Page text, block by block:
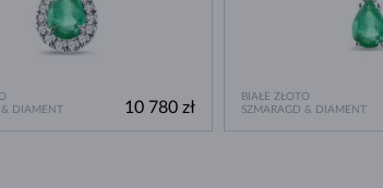
& DIAMENT
10 780 zł
BIAŁE ZŁOTO
SZMARAGD & DIAMENT